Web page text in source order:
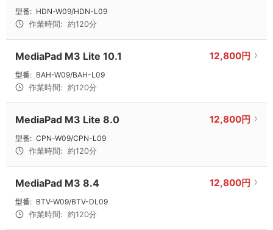
型番: HDN-W09/HDN-L09
作業時間: 約120分
MediaPad M3 Lite 10.1 12,800円
型番: BAH-W09/BAH-L09
作業時間: 約120分
MediaPad M3 Lite 8.0 12,800円
型番: CPN-W09/CPN-L09
作業時間: 約120分
MediaPad M3 8.4 12,800円
型番: BTV-W09/BTV-DL09
作業時間: 約120分